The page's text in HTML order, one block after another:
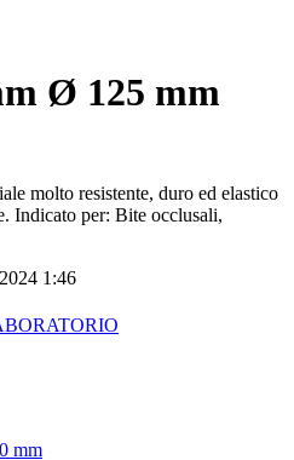
Ø 125 mm
molto resistente, duro ed elastico
Indicato per: Bite occlusali,
1:46